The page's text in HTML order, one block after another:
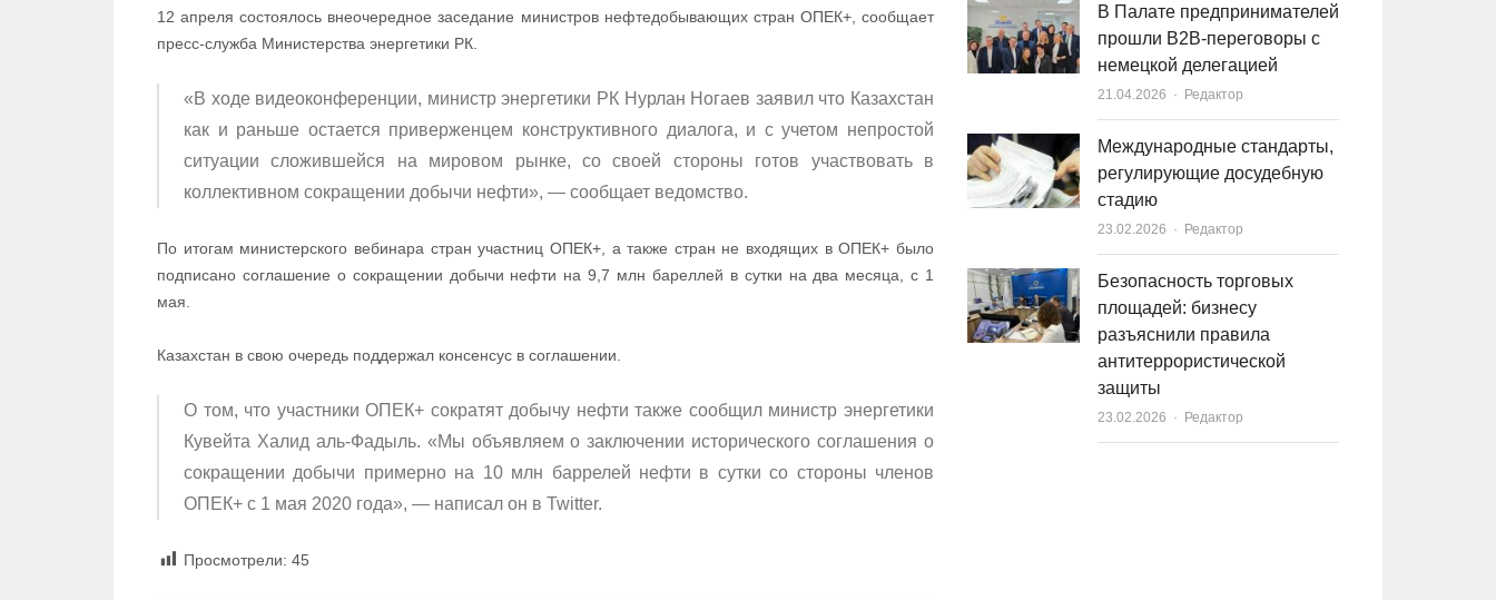
12 апреля состоялось внеочередное заседание министров нефтедобывающих стран ОПЕК+, сообщает
пресс-служба Министерства энергетики РК.
«В ходе видеоконференции, министр энергетики РК Нурлан Ногаев заявил что Казахстан
как и раньше остается приверженцем конструктивного диалога, и с учетом непростой
ситуации сложившейся на мировом рынке, со своей стороны готов участвовать в
коллективном сокращении добычи нефти», — сообщает ведомство.
По итогам министерского вебинара стран участниц ОПЕК+, а также стран не входящих в ОПЕК+ было
подписано соглашение о сокращении добычи нефти на 9,7 млн бареллей в сутки на два месяца, с 1
мая.
Казахстан в свою очередь поддержал консенсус в соглашении.
О том, что участники ОПЕК+ сократят добычу нефти также сообщил министр энергетики
Кувейта Халид аль-Фадыль. «Мы объявляем о заключении исторического соглашения о
сокращении добычи примерно на 10 млн баррелей нефти в сутки со стороны членов
ОПЕК+ с 1 мая 2020 года», — написал он в Twitter.
Просмотрели: 45
В Палате предпринимателей
прошли B2B-переговоры с
немецкой делегацией
21.04.2026 Author
Редактор
Международные стандарты,
регулирующие досудебную
стадию
23.02.2026 Author
Редактор
Безопасность торговых
площадей: бизнесу
разъяснили правила
антитеррористической
защиты
23.02.2026 Author
Редактор